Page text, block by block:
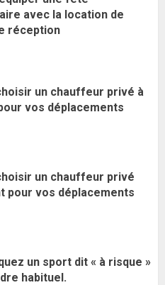
avec la location de
réception
un chauffeur privé à
vos déplacements
un chauffeur privé
pour vos déplacements
un sport dit « à risque »
habituel.